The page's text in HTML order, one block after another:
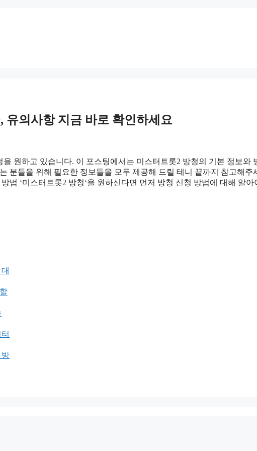
유의사항 지금 바로 확인하세요
원하고 있습니다. 이 포스팅에서는 미스터트롯2 방청의 기본 정보와
분들을 위해 필요한 정보들을 모두 제공해 드릴 테니 끝까지 참고해주
법 ‘미스터트롯2 방청‘을 원하신다면 먼저 방청 신청 방법에 대해 알아
방